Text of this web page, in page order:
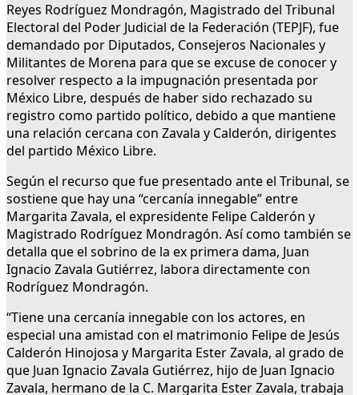
Reyes Rodríguez Mondragón, Magistrado del Tribunal
Electoral del Poder Judicial de la Federación (TEPJF), fue
demandado por Diputados, Consejeros Nacionales y
Militantes de Morena para que se excuse de conocer y
resolver respecto a la impugnación presentada por
México Libre, después de haber sido rechazado su
registro como partido político, debido a que mantiene
una relación cercana con Zavala y Calderón, dirigentes
del partido México Libre.
Según el recurso que fue presentado ante el Tribunal, se
sostiene que hay una “cercanía innegable” entre
Margarita Zavala, el expresidente Felipe Calderón y
Magistrado Rodríguez Mondragón. Así como también se
detalla que el sobrino de la ex primera dama, Juan
Ignacio Zavala Gutiérrez, labora directamente con
Rodríguez Mondragón.
“Tiene una cercanía innegable con los actores, en
especial una amistad con el matrimonio Felipe de Jesús
Calderón Hinojosa y Margarita Ester Zavala, al grado de
que Juan Ignacio Zavala Gutiérrez, hijo de Juan Ignacio
Zavala, hermano de la C. Margarita Ester Zavala, trabaja